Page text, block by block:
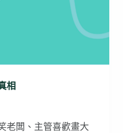
相
老闆、主管喜歡畫大